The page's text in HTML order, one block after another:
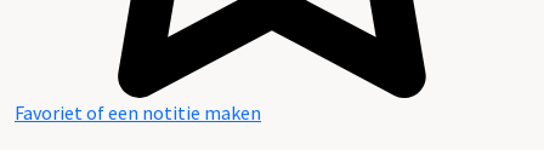
Favoriet of een notitie maken